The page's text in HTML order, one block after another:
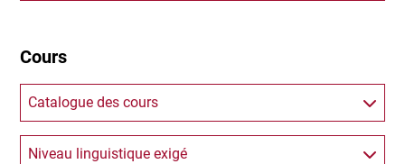
Cours
Catalogue des cours
Niveau linguistique exigé